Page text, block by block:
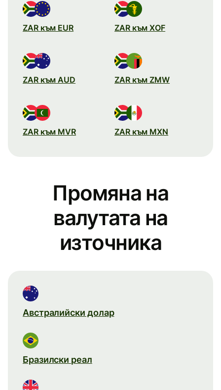
ZAR към EUR ZAR към XOF
ZAR към AUD ZAR към ZMW
ZAR към MVR ZAR към MXN
Промяна на
валутата на
източника
Австралийски долар
Бразилски реал